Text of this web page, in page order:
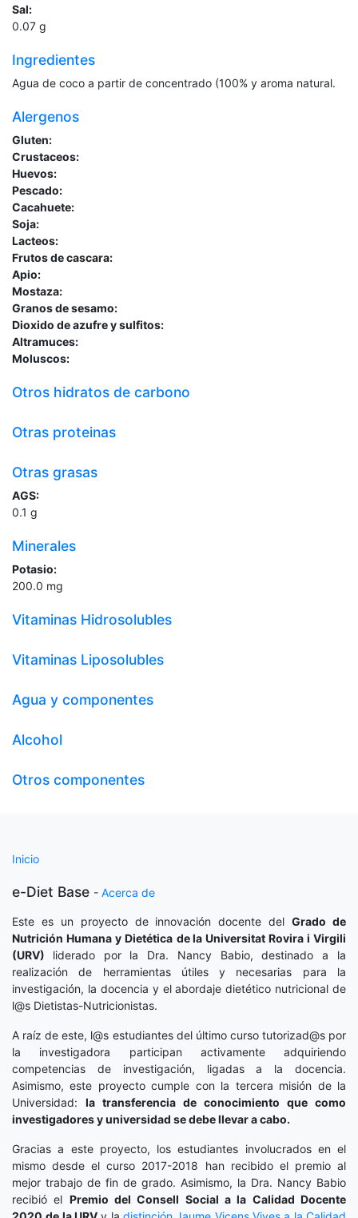
Sal:
0.07 g
Ingredientes
Agua de coco a partir de concentrado (100% y aroma natural.
Alergenos
Gluten:
Crustaceos:
Huevos:
Pescado:
Cacahuete:
Soja:
Lacteos:
Frutos de cascara:
Apio:
Mostaza:
Granos de sesamo:
Dioxido de azufre y sulfitos:
Altramuces:
Moluscos:
Otros hidratos de carbono
Otras proteinas
Otras grasas
AGS:
0.1 g
Minerales
Potasio:
200.0 mg
Vitaminas Hidrosolubles
Vitaminas Liposolubles
Agua y componentes
Alcohol
Otros componentes
Inicio
e-Diet Base - Acerca de
Este es un proyecto de innovación docente delGrado de
Nutrición Humana y Dietética de la Universitat Rovira i Virgili
(URV) liderado por la Dra. Nancy Babio, destinado a la
realización de herramientas útiles y necesarias para la
investigación, la docencia y el abordaje dietético nutricional de
l@s Dietistas-Nutricionistas.
A raíz de este, l@s estudiantes del último curso tutorizad@s por
la investigadora participan activamente adquiriendo
competencias de investigación, ligadas a la docencia.
Asimismo, este proyecto cumple con la tercera misión de la
Universidad: la transferencia de conocimiento que como
investigadores y universidad se debe llevar a cabo.
Gracias a este proyecto, los estudiantes involucrados en el
mismo desde el curso 2017-2018 han recibido el premio al
mejor trabajo de fin de grado. Asimismo, la Dra. Nancy Babio
recibió el Premio del Consell Social a la Calidad Docente